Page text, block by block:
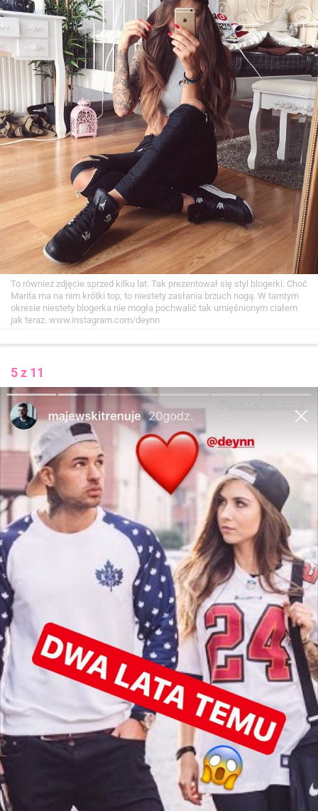
To również zdjęcie sprzed kilku lat. Tak prezentował się styl blogerki. Choć
Marita ma na nim krótki top, to niestety zasłania brzuch nogą. W tamtym
okresie niestety blogerka nie mogła pochwalić tak umięśnionym ciałem
jak teraz. www.instagram.com/deynn
5 z 11